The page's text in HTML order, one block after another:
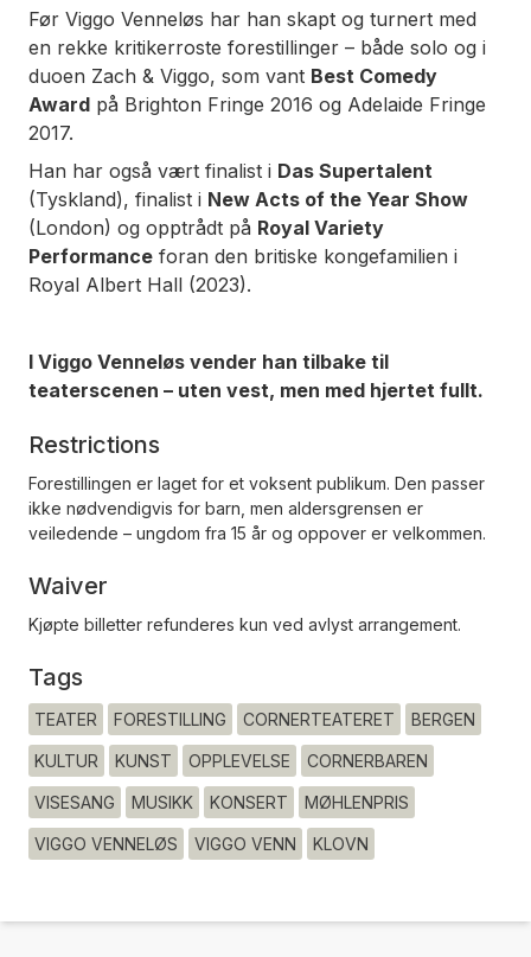
Før Viggo Venneløs har han skapt og turnert med
en rekke kritikerroste forestillinger – både solo og i
duoen Zach & Viggo, som vant Best Comedy
Award på Brighton Fringe 2016 og Adelaide Fringe
2017.
Han har også vært finalist i Das Supertalent
(Tyskland), finalist i New Acts of the Year Show
(London) og opptrådt på Royal Variety
Performance foran den britiske kongefamilien i
Royal Albert Hall (2023).
I Viggo Venneløs vender han tilbake til
teaterscenen – uten vest, men med hjertet fullt.
Restrictions
Forestillingen er laget for et voksent publikum. Den passer
ikke nødvendigvis for barn, men aldersgrensen er
veiledende – ungdom fra 15 år og oppover er velkommen.
Waiver
Kjøpte billetter refunderes kun ved avlyst arrangement.
Tags
TEATER FORESTILLING CORNERTEATERET BERGEN
KULTUR KUNST OPPLEVELSE CORNERBAREN
VISESANG MUSIKK KONSERT MØHLENPRIS
VIGGO VENNELØS VIGGO VENN KLOVN